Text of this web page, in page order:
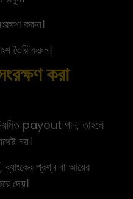
করুন।
তৈরি করুন।
করা
payout পান, তাহলে
নয়।
ব্যাংকের প্রশ্ন বা আয়ের
দেয়।